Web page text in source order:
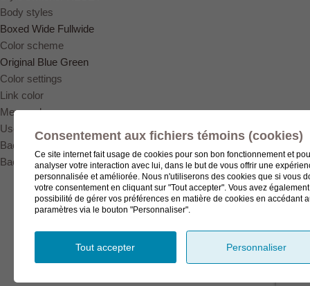
Body styles
Boxed Wide Fullwide
Color scheme
Original Blue Green
Color settings
Link color
Menu color
User color
Background pattern
Background image
Consentement aux fichiers témoins (cookies)
Ce site internet fait usage de cookies pour son bon fonctionnement et
analyser votre interaction avec lui, dans le but de vous offrir une
personnalisée et améliorée. Nous n'utiliserons des cookies que si vous
votre consentement en cliquant sur "Tout accepter". Vous avez
possibilité de gérer vos préférences en matière de cookies en accédant
paramètres via le bouton "Personnaliser".
Tout accepter Personnaliser